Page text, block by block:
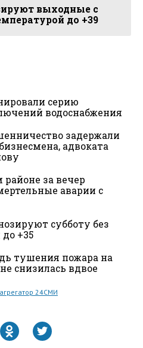
выходные с
до +39
серию
водоснабжения
задержали
адвоката
районе за вечер
аварии с
субботу без
+35
тушения пожара на
снизилась вдвое
24СМИ